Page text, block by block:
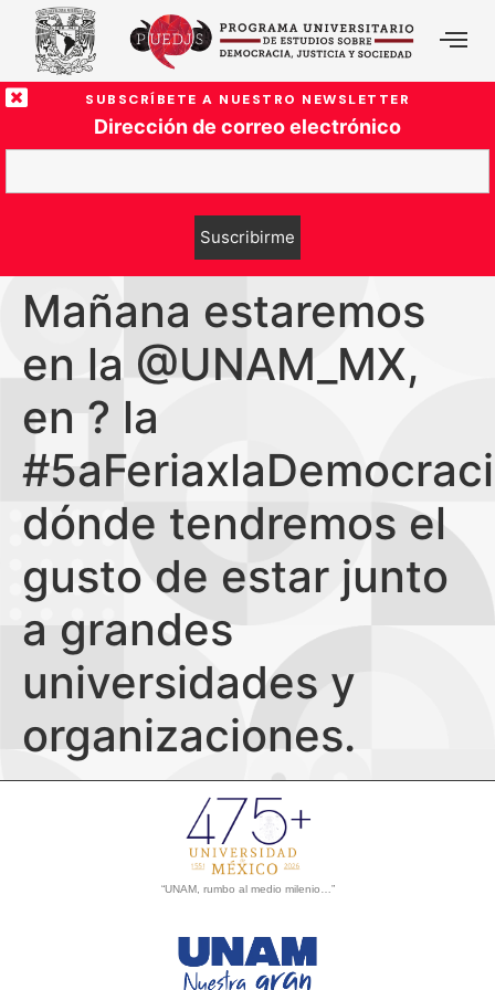
SUBSCRÍBETE A NUESTRO NEWSLETTER
Dirección de correo electrónico
Mañana estaremos
en la @UNAM_MX,
en ? la
dónde tendremos el
gusto de estar junto
a grandes
universidades y
organizaciones.
“UNAM, rumbo al medio milenio…”